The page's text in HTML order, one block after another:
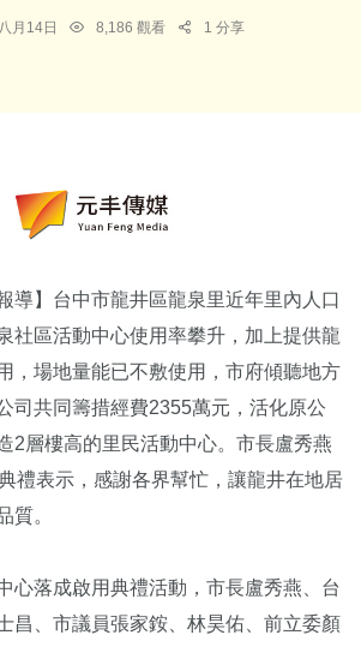
月14日 8,186 觀看 1 分享
導】台中市龍井區龍泉里近年里內人口
社區活動中心使用率攀升，加上提供龍
，場地量能已不敷使用，市府傾聽地方
司共同籌措經費2355萬元，活化原公
2層樓高的里民活動中心。市長盧秀燕
禮表示，感謝各界幫忙，讓龍井在地居
質。
心落成啟用典禮活動，市長盧秀燕、台
昌、市議員張家銨、林昊佑、前立委顏